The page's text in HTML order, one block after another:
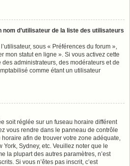
d’utilisateur de la liste des utilisateurs
sous « Préférences du forum »,
mon statut en ligne ». Si vous activez cette
administrateurs, des modérateurs et de
comme étant un utilisateur
soit réglée sur un fuseau horaire différent
vous rendre dans le panneau de contrôle
afin de trouver votre zone adéquate,
Sydney, etc. Veuillez noter que le
la plupart des autres paramètres, n’est
Si vous n’êtes pas inscrit, c’est